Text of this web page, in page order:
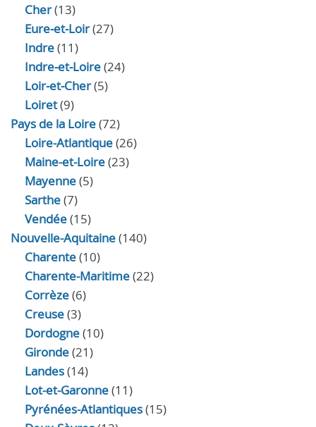
Cher(13)
Eure‑et‑Loir(27)
Indre(11)
Indre‑et‑Loire(24)
Loir‑et‑Cher(5)
Loiret(9)
Pays de la Loire(72)
Loire-Atlantique(26)
Maine-et-Loire(23)
Mayenne(5)
Sarthe(7)
Vendée(15)
Nouvelle-Aquitaine(140)
Charente(10)
Charente-Maritime(22)
Corrèze(6)
Creuse(3)
Dordogne(10)
Gironde(21)
Landes(14)
Lot-et-Garonne(11)
Pyrénées-Atlantiques(15)